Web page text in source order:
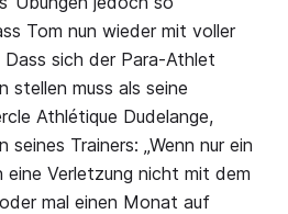
Tom nun wieder mit voller
sich der Para-Athlet
stellen muss als seine
Athlétique Dudelange,
seines Trainers: „Wenn nur ein
eine Verletzung nicht mit dem
mal einen Monat auf